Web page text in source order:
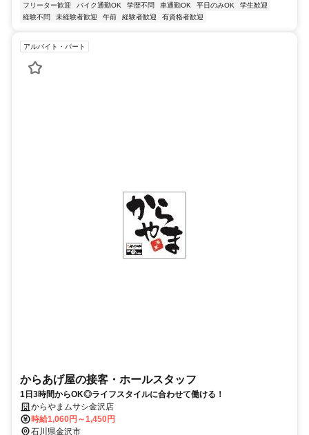
フリーター歓迎
バイク通勤OK 学歴不問 車通勤OK 平日のみOK
学生歓迎
経験不問
未経験者歓迎 午前 経験者歓迎 有資格者歓迎
アルバイト・パート
からあげ屋の接客・ホールスタッフ
1日3時間からOK◎ライフスタイルに合わせて働ける！
からやまムサシ金沢店
時給1,060円～1,450円
石川県金沢市